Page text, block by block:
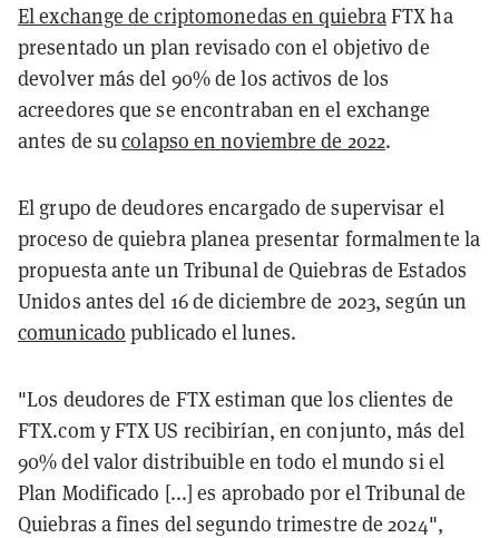
El exchange de criptomonedas en quiebraFTX ha
presentado un plan revisado con el objetivo de
devolver más del 90% de los activos de los
acreedores que se encontraban en el exchange
antes de sucolapso en noviembre de 2022.
El grupo de deudores encargado de supervisar el
proceso de quiebra planea presentar formalmente la
propuesta ante un Tribunal de Quiebras de Estados
Unidos antes del 16 de diciembre de 2023, según un
comunicado publicado el lunes.
"Los deudores de FTX estiman que los clientes de
FTX.com y FTX US recibirían, en conjunto, más del
90% del valor distribuible en todo el mundo si el
Plan Modificado [...] es aprobado por el Tribunal de
Quiebras a fines del segundo trimestre de 2024",